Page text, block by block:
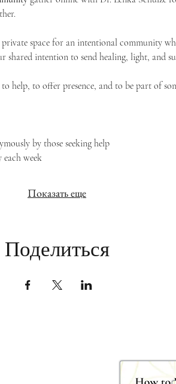
private space for an intentional community
shared intention to send healing, light, and
help, to offer presence, and to be part of
by those seeking help
week
Показать еще
Поделиться